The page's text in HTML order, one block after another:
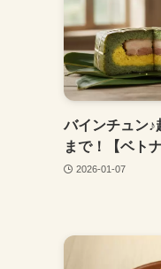
バインチュン♪
まで！【ベト
2026-01-07